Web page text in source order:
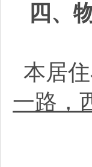
四、
本居
一路，